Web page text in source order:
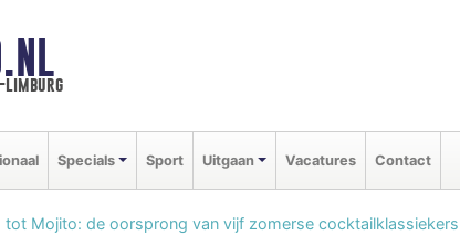
limburg
Specials Sport Uitgaan Vacatures Contact
tot Mojito: de oorsprong van vijf zomerse cocktailklassiekers